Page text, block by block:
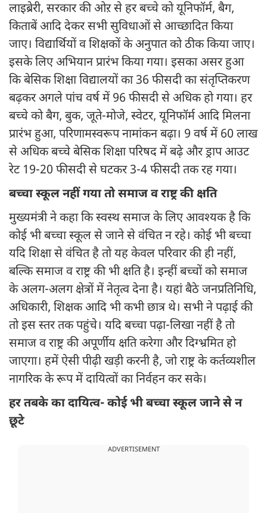
लाइब्रेरी, सरकार की ओऱ से हर बच्चे को यूनिफॉर्म, बैग,
किताबें आदि देकर सभी सुविधाओं से आच्छादित किया
जाए। विद्यार्थियों व शिक्षकों के अनुपात को ठीक किया जाए।
इसके लिए अभियान प्रारंभ किया गया। इसका असर हुआ
कि बेसिक शिक्षा विद्यालयों का 36 फीसदी का संतृप्तिकरण
बढ़कर अगले पांच वर्ष में 96 फीसदी से अधिक हो गया। हर
बच्चे को बैग, बुक, जूते-मोजे, स्वेटर, यूनिफॉर्म आदि मिलना
प्रारंभ हुआ, परिणामस्वरूप नामांकन बढ़ा। 9 वर्ष में 60 लाख
से अधिक बच्चे बेसिक शिक्षा परिषद में बढ़े और ड्राप आउट
रेट 19-20 फीसदी से घटकर 3-4 फीसदी तक रह गया।
बच्चा स्कूल नहीं गया तो समाज व राष्ट्र की क्षति
मुख्यमंत्री ने कहा कि स्वस्थ समाज के लिए आवश्यक है कि
कोई भी बच्चा स्कूल से जाने से वंचित न रहे। कोई भी बच्चा
यदि शिक्षा से वंचित है तो यह केवल परिवार की ही नहीं,
बल्कि समाज व राष्ट्र की भी क्षति है। इन्हीं बच्चों को समाज
के अलग-अलग क्षेत्रों में नेतृत्व देना है। यहां बैठे जनप्रतिनिधि,
अधिकारी, शिक्षक आदि भी कभी छात्र थे। सभी ने पढ़ाई की
तो इस स्तर तक पहुंचे। यदि बच्चा पढ़ा-लिखा नहीं है तो
समाज व राष्ट्र की अपूर्णीय क्षति करेगा और दिग्भ्रमित हो
जाएगा। हमें ऐसी पीढ़ी खड़ी करनी है, जो राष्ट्र के कर्तव्यशील
नागरिक के रूप में दायित्वों का निर्वहन कर सके।
हर तबके का दायित्व- कोई भी बच्चा स्कूल जाने से न
छूटे
ADVERTISEMENT